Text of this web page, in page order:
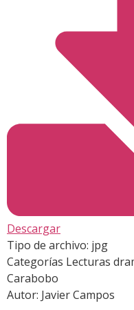
Descargar
Tipo de archivo: jpg
Categorías Lecturas
Carabobo
Autor: Javier Campos